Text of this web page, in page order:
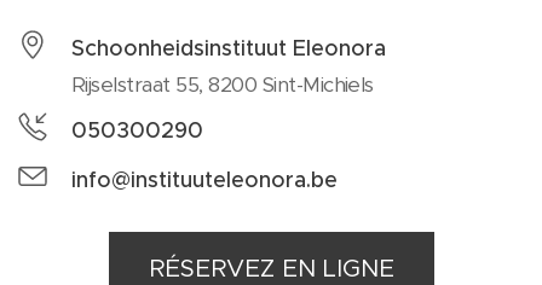
Schoonheidsinstituut Eleonora
Rijselstraat 55, 8200 Sint-Michiels
050300290
info@instituuteleonora.be
RÉSERVEZ EN LIGNE